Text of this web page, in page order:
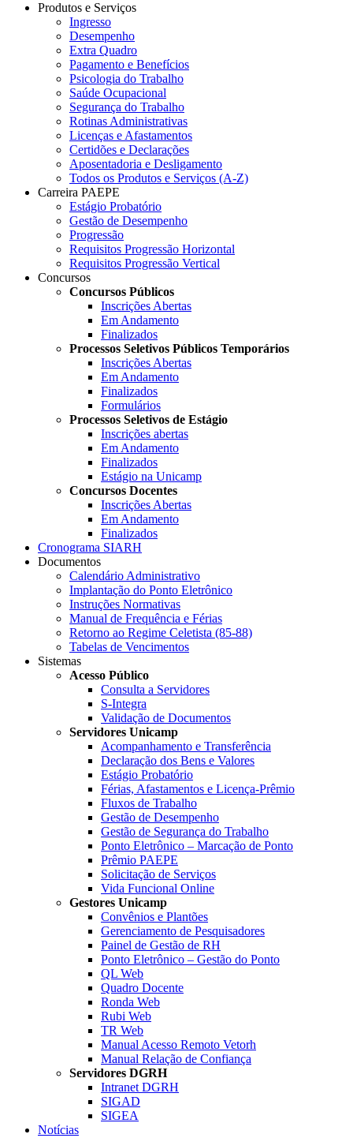
Produtos e Serviços
Ingresso
Desempenho
Extra Quadro
Pagamento e Benefícios
Psicologia do Trabalho
Saúde Ocupacional
Segurança do Trabalho
Rotinas Administrativas
Licenças e Afastamentos
Certidões e Declarações
Aposentadoria e Desligamento
Todos os Produtos e Serviços (A-Z)
Carreira PAEPE
Estágio Probatório
Gestão de Desempenho
Progressão
Requisitos Progressão Horizontal
Requisitos Progressão Vertical
Concursos
Concursos Públicos
Inscrições Abertas
Em Andamento
Finalizados
Processos Seletivos Públicos Temporários
Inscrições Abertas
Em Andamento
Finalizados
Formulários
Processos Seletivos de Estágio
Inscrições abertas
Em Andamento
Finalizados
Estágio na Unicamp
Concursos Docentes
Inscrições Abertas
Em Andamento
Finalizados
Cronograma SIARH
Documentos
Calendário Administrativo
Implantação do Ponto Eletrônico
Instruções Normativas
Manual de Frequência e Férias
Retorno ao Regime Celetista (85-88)
Tabelas de Vencimentos
Sistemas
Acesso Público
Consulta a Servidores
S-Integra
Validação de Documentos
Servidores Unicamp
Acompanhamento e Transferência
Declaração dos Bens e Valores
Estágio Probatório
Férias, Afastamentos e Licença-Prêmio
Fluxos de Trabalho
Gestão de Desempenho
Gestão de Segurança do Trabalho
Ponto Eletrônico – Marcação de Ponto
Prêmio PAEPE
Solicitação de Serviços
Vida Funcional Online
Gestores Unicamp
Convênios e Plantões
Gerenciamento de Pesquisadores
Painel de Gestão de RH
Ponto Eletrônico – Gestão do Ponto
QL Web
Quadro Docente
Ronda Web
Rubi Web
TR Web
Manual Acesso Remoto Vetorh
Manual Relação de Confiança
Servidores DGRH
Intranet DGRH
SIGAD
SIGEA
Notícias